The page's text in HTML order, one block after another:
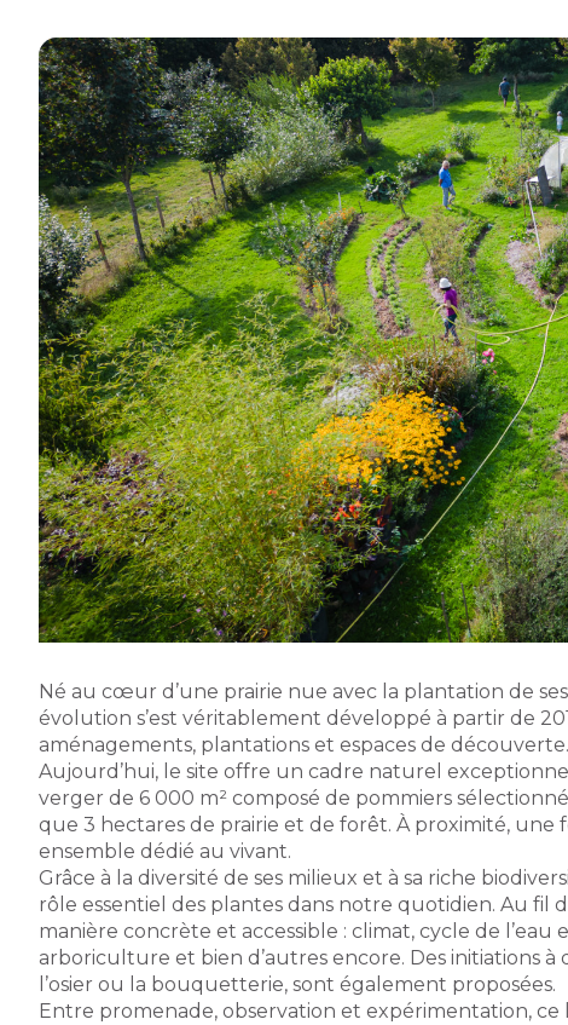
Né au cœur d’une prairie nue avec la plantation de
évolution s’est véritablement développé à partir de
aménagements, plantations et espaces de découverte.
Aujourd’hui, le site offre un cadre naturel
verger de 6 000 m² composé de pommiers
que 3 hectares de prairie et de forêt. À proximité,
ensemble dédié au vivant.
Grâce à la diversité de ses milieux et à sa riche
rôle essentiel des plantes dans notre quotidien. Au fil
manière concrète et accessible : climat, cycle de l’eau
arboriculture et bien d’autres encore. Des initiations à
l’osier ou la bouquetterie, sont également proposées.
Entre promenade, observation et expérimentation,